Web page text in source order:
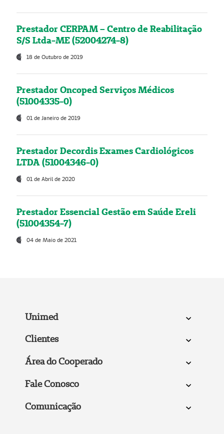
Prestador CERPAM – Centro de Reabilitação
S/S Ltda-ME (52004274-8)
18 de Outubro de 2019
Prestador Oncoped Serviços Médicos
(51004335-0)
01 de Janeiro de 2019
Prestador Decordis Exames Cardiológicos
LTDA (51004346-0)
01 de Abril de 2020
Prestador Essencial Gestão em Saúde Ereli
(51004354-7)
04 de Maio de 2021
Unimed
Clientes
Área do Cooperado
Fale Conosco
Comunicação